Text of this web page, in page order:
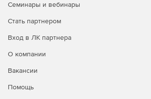
Семинары и вебинары
Стать партнером
Вход в ЛК партнера
О компании
Вакансии
Помощь